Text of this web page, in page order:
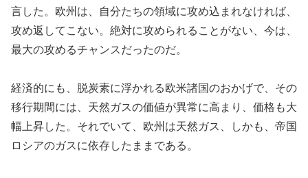
言した。欧州は、自分たちの領域に攻め込まれなければ、
攻め返してこない。絶対に攻められることがない、今は、
最大の攻めるチャンスだったのだ。
経済的にも、脱炭素に浮かれる欧米諸国のおかげで、その
移行期間には、天然ガスの価値が異常に高まり、価格も大
幅上昇した。それでいて、欧州は天然ガス、しかも、帝国
ロシアのガスに依存したままである。